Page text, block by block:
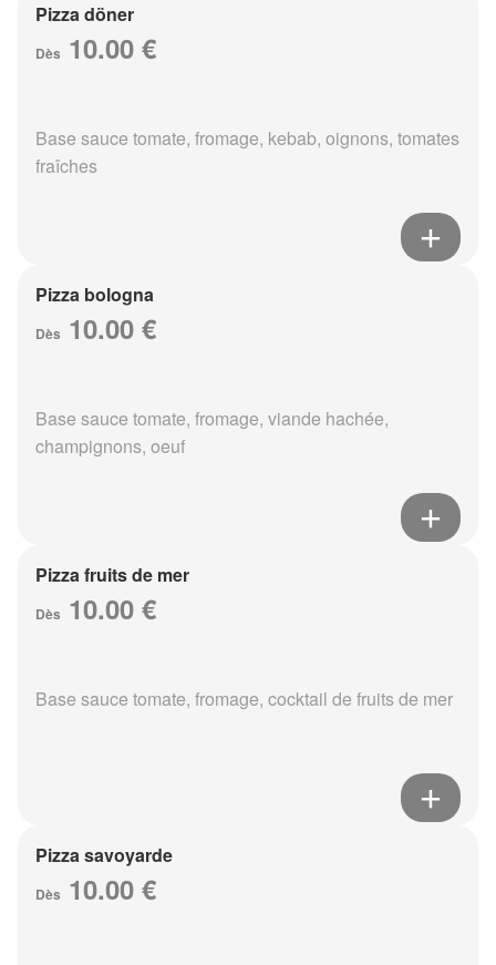
Pizza döner
Dès 10.00 €
Base sauce tomate, fromage, kebab, oignons, tomates
fraîches
Pizza bologna
Dès 10.00 €
Base sauce tomate, fromage, viande hachée,
champignons, oeuf
Pizza fruits de mer
Dès 10.00 €
Base sauce tomate, fromage, cocktail de fruits de mer
Pizza savoyarde
Dès 10.00 €